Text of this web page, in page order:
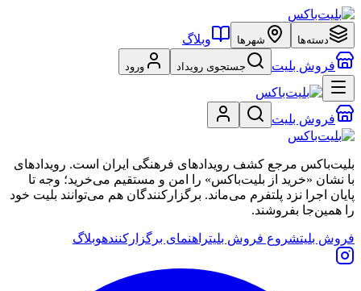
دسته‌ها شهرها
وبلاگ
فروش بلیت
جستجوی رویداد ورود
فروش بلیت
بلیت‌باکس مرجع کشف رویدادهای فرهنگی ایران است. رویدادهای
با نشان «خرید از بلیت‌باکس» را امن و مستقیم می‌خرید؛ وجه تا
پایان اجرا نزد پلتفرم می‌ماند. برگزارکنندگان هم می‌توانند بلیت خود
را همین‌جا بفروشند.
فروش بلیتشروع فروش بلیتراهنمای برگزارکنندهوبلاگ